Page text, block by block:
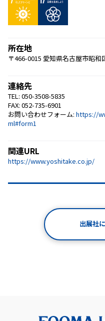
所在地
〒466-0015 愛知県名古屋市昭和
連絡先
TEL: 050-3508-5835
FAX: 052-735-6901
お問い合わせフォーム: https://
ml#form1
関連URL
https://www.yoshitake.co.jp/
出展社